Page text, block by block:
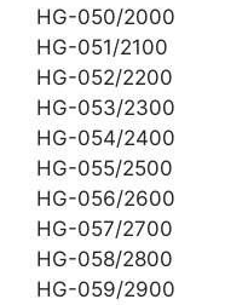
HG-050/2000
HG-051/2100
HG-052/2200
HG-053/2300
HG-054/2400
HG-055/2500
HG-056/2600
HG-057/2700
HG-058/2800
HG-059/2900